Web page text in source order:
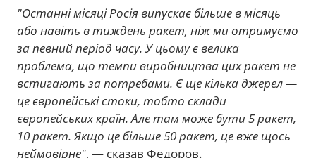
"Останні місяці Росія випускає більше в місяць
або навіть в тиждень ракет, ніж ми отримуємо
за певний період часу. У цьому є велика
проблема, що темпи виробництва цих ракет не
встигають за потребами. Є ще кілька джерел —
це європейські стоки, тобто склади
європейських країн. Але там може бути 5 ракет,
10 ракет. Якщо це більше 50 ракет, це вже щось
неймовірне", — сказав Федоров.